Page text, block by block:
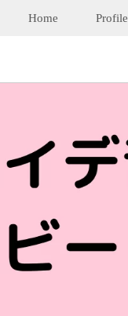
Home Profile